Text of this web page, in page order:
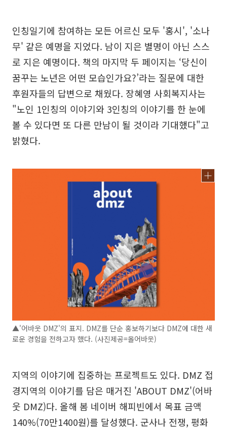
인칭일기에 참여하는 모든 어르신 모두 '홍시', '소나
무' 같은 예명을 지었다. 남이 지은 별명이 아닌 스스
로 지은 예명이다. 책의 마지막 두 페이지는 ‘당신이
꿈꾸는 노년은 어떤 모습인가요?’라는 질문에 대한
후원자들의 답변으로 채웠다. 장혜영 사회복지사는
"노인 1인칭의 이야기와 3인칭의 이야기를 한 눈에
볼 수 있다면 또 다른 만남이 될 것이라 기대했다"고
밝혔다.
▲'어바웃 DMZ'의 표지. DMZ를 단순 홍보하기보다 DMZ에 대한 새
로운 경험을 전하고자 했다. (사진제공=올어바웃)
지역의 이야기에 집중하는 프로젝트도 있다. DMZ 접
경지역의 이야기를 담은 매거진 'ABOUT DMZ'(어바
웃 DMZ)다. 올해 봄 네이버 해피빈에서 목표 금액
140%(70만1400원)를 달성했다. 군사나 전쟁, 평화